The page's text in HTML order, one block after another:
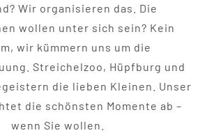
Wir organisieren das. Die
wollen unter sich sein? Kein
wir kümmern uns um die
Streichelzoo, Hüpfburg und
die lieben Kleinen. Unser
die schönsten Momente ab –
wenn Sie wollen.